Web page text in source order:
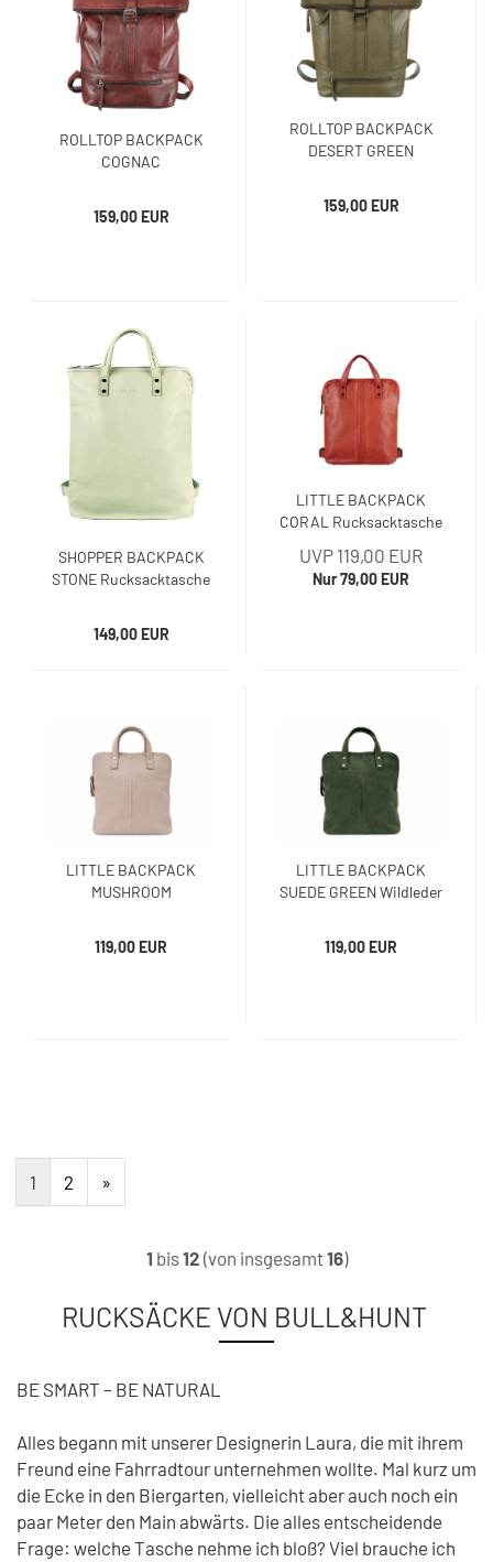
ROLLTOP BACKPACK
COGNAC
159,00 EUR
ROLLTOP BACKPACK
DESERT GREEN
159,00 EUR
SHOPPER BACKPACK
STONE Rucksacktasche
149,00 EUR
LITTLE BACKPACK
CORAL Rucksacktasche
UVP 119,00 EUR
Nur 79,00 EUR
LITTLE BACKPACK
MUSHROOM
119,00 EUR
LITTLE BACKPACK
SUEDE GREEN Wildleder
119,00 EUR
1 2 »
1 bis12 (von insgesamt16)
RUCKSÄCKE VON BULL&HUNT
BE SMART – BE NATURAL
Alles begann mit unserer Designerin Laura, die mit ihrem
Freund eine Fahrradtour unternehmen wollte. Mal kurz um
die Ecke in den Biergarten, vielleicht aber auch noch ein
paar Meter den Main abwärts. Die alles entscheidende
Frage: welche Tasche nehme ich bloß? Viel brauche ich